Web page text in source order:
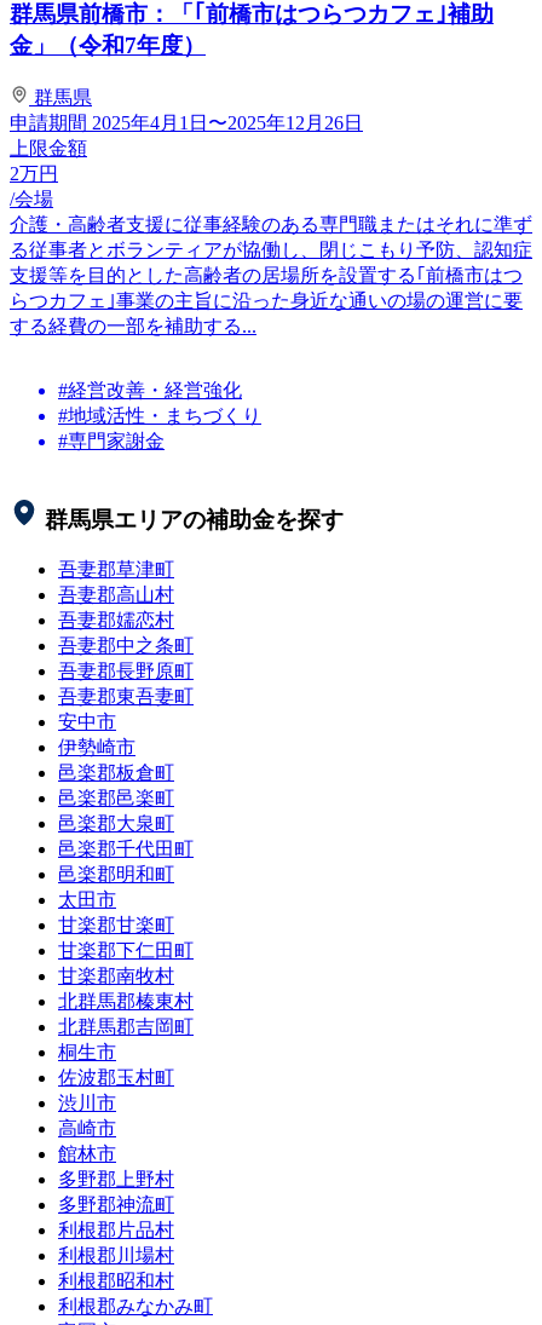
群馬県前橋市：「｢前橋市はつらつカフェ｣補助
金」（令和7年度）
群馬県
申請期間 2025年4月1日〜2025年12月26日
上限金額
2万円
/会場
介護・高齢者支援に従事経験のある専門職またはそれに準ず
る従事者とボランティアが協働し、閉じこもり予防、認知症
支援等を目的とした高齢者の居場所を設置する｢前橋市はつ
らつカフェ｣事業の主旨に沿った身近な通いの場の運営に要
する経費の一部を補助する...
#経営改善・経営強化
#地域活性・まちづくり
#専門家謝金
群馬県エリアの補助金を探す
吾妻郡草津町
吾妻郡高山村
吾妻郡嬬恋村
吾妻郡中之条町
吾妻郡長野原町
吾妻郡東吾妻町
安中市
伊勢崎市
邑楽郡板倉町
邑楽郡邑楽町
邑楽郡大泉町
邑楽郡千代田町
邑楽郡明和町
太田市
甘楽郡甘楽町
甘楽郡下仁田町
甘楽郡南牧村
北群馬郡榛東村
北群馬郡吉岡町
桐生市
佐波郡玉村町
渋川市
高崎市
館林市
多野郡上野村
多野郡神流町
利根郡片品村
利根郡川場村
利根郡昭和村
利根郡みなかみ町